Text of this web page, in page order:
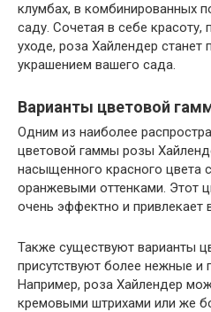
клумбах, в комбинированных
саду. Сочетая в себе красоту,
уходе, роза Хайлендер станет
украшением вашего сада.
Варианты цветовой
Одним из наиболее
цветовой гаммы розы
насыщенного красного цвета
оранжевыми оттенками. Этот
очень эффектно и
Также существуют варианты
присутствуют более нежные и
Например, роза Хайлендер
кремовыми штрихами или же